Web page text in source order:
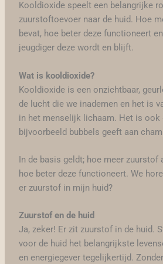
Kooldioxide speelt een belangrijke
zuurstoftoevoer naar de huid. Hoe
bevat, hoe beter deze functioneert
jeugdiger deze wordt en blijft.
Wat is kooldioxide?
Kooldioxide is een onzichtbaar,
de lucht die we inademen en het is
in het menselijk lichaam. Het is ook
bijvoorbeeld bubbels geeft aan
In de basis geldt; hoe meer zuurstof
hoe beter deze functioneert. We
er zuurstof in mijn huid?
Zuurstof en de huid
Ja, zeker! Er zit zuurstof in de huid.
voor de huid het belangrijkste
en energiegever tegelijkertijd.